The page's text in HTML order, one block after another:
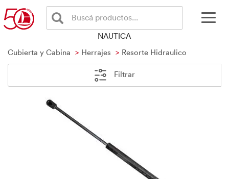
Buscá productos...
NAUTICA
Cubierta y Cabina
Herrajes Resorte Hidraulico
Filtrar